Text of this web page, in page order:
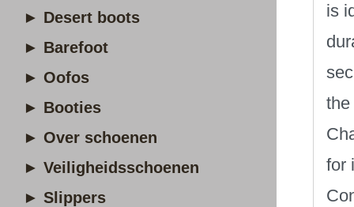
► Desert boots
► Barefoot
► Oofos
► Booties
► Over schoenen
► Veiligheidsschoenen
► Slippers
is
the
for